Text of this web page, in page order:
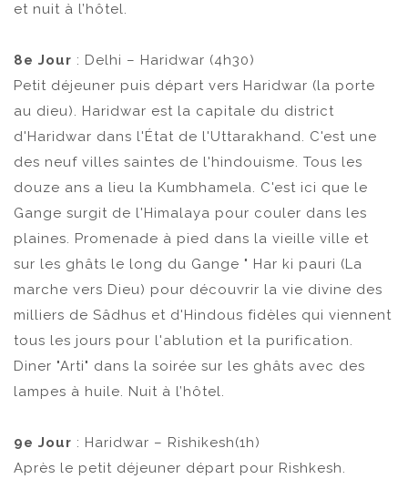
et nuit à l’hôtel.
8e Jour : Delhi – Haridwar (4h30)
Petit déjeuner puis départ vers Haridwar (la porte
au dieu). Haridwar est la capitale du district
d'Haridwar dans l'État de l'Uttarakhand. C'est une
des neuf villes saintes de l'hindouisme. Tous les
douze ans a lieu la Kumbhamela. C'est ici que le
Gange surgit de l'Himalaya pour couler dans les
plaines. Promenade à pied dans la vieille ville et
sur ​​les ghâts le long du Gange " Har ki pauri (La
marche vers Dieu) pour découvrir la vie divine des
milliers de Sâdhus et d'Hindous fidèles qui viennent
tous les jours pour l'ablution et la purification.
Diner "Arti" dans la soirée sur les ghâts avec des
lampes à huile. Nuit à l’hôtel.
9e Jour : Haridwar – Rishikesh(1h)
Après le petit déjeuner départ pour Rishkesh.